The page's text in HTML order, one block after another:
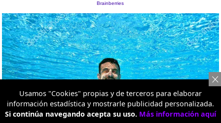
Usamos "Cookies" propias y de terceros para elaborar
información estadística y mostrarle publicidad personalizada.
Si continúa navegando acepta su uso. Más información aquí